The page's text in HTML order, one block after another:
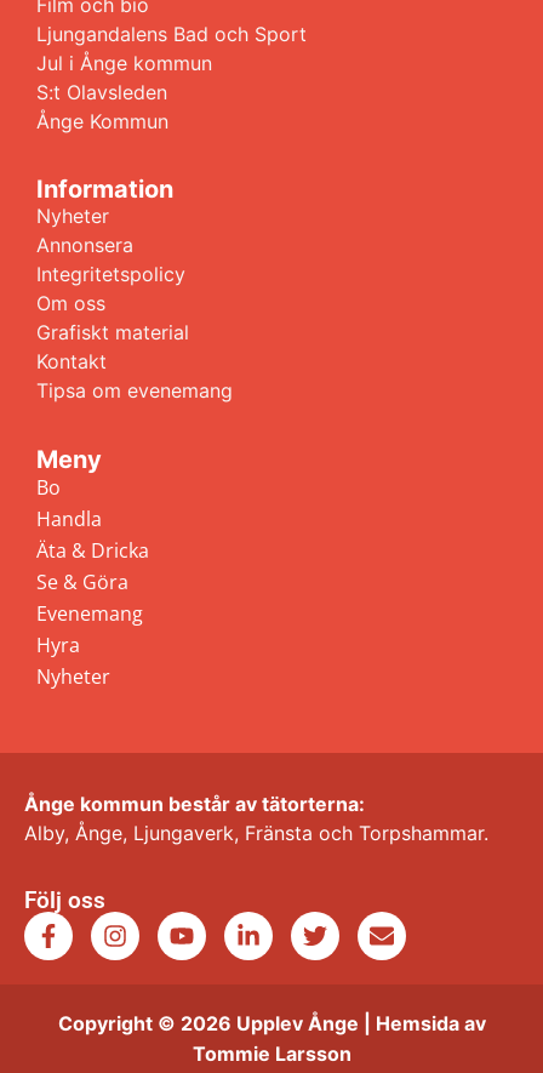
Ljungandalens Bad och Sport
Jul i Ånge kommun
S:t Olavsleden
Ånge Kommun
Information
Nyheter
Annonsera
Integritetspolicy
Om oss
Grafiskt material
Kontakt
Tipsa om evenemang
Meny
Bo
Handla
Äta & Dricka
Se & Göra
Evenemang
Hyra
Nyheter
Ånge kommun består av tätorterna:
Alby, Ånge, Ljungaverk, Fränsta och Torpshammar.
Följ oss
Copyright © 2026 Upplev Ånge | Hemsida av
Tommie Larsson